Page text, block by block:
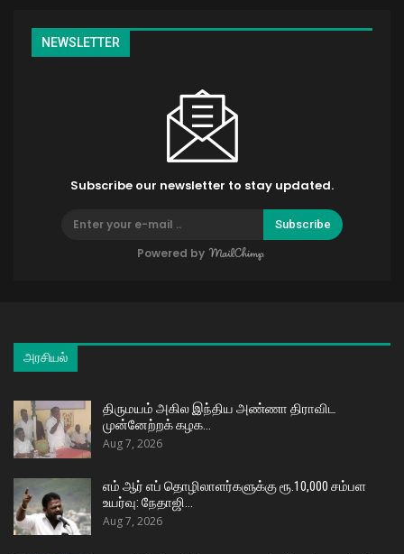
NEWSLETTER
Subscribe our newsletter to stay updated.
Subscribe
Powered by
அரசியல்
திருமயம் அகில இந்திய அண்ணா திராவிட
முன்னேற்றக் கழக…
Aug 7, 2026
எம் ஆர் எப் தொழிலாளர்களுக்கு ரூ.10,000 சம்பள
உயர்வு: நேதாஜி…
Aug 7, 2026